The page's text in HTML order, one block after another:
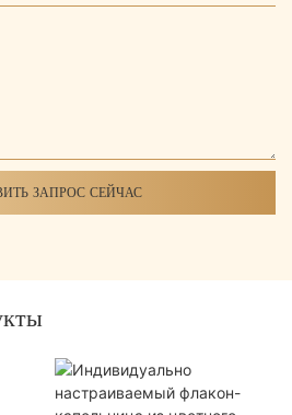
ЗАПРОС СЕЙЧАС